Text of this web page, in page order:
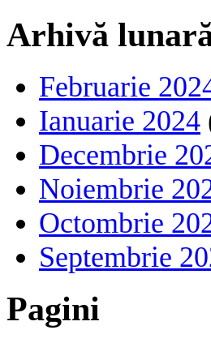
Arhivă
Februarie
Ianuarie 2024
Decembrie
Noiembrie
Octombrie
Septembrie
Pagini